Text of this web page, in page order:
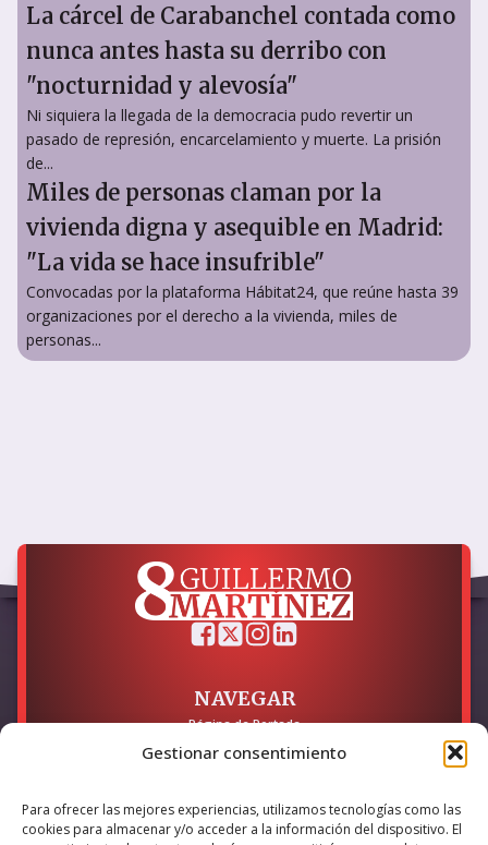
Gestionar consentimiento
Para ofrecer las mejores experiencias, utilizamos tecnologías como las
cookies para almacenar y/o acceder a la información del dispositivo. El
La cárcel de Carabanchel contada como
nunca antes hasta su derribo con
"nocturnidad y alevosía"
Ni siquiera la llegada de la democracia pudo revertir un
pasado de represión, encarcelamiento y muerte. La prisión
de...
Miles de personas claman por la
vivienda digna y asequible en Madrid:
"La vida se hace insufrible"
Convocadas por la plataforma Hábitat24, que reúne hasta 39
organizaciones por el derecho a la vivienda, miles de
personas...
NAVEGAR
Página de Portada
LEGAL
Política de Privacidad